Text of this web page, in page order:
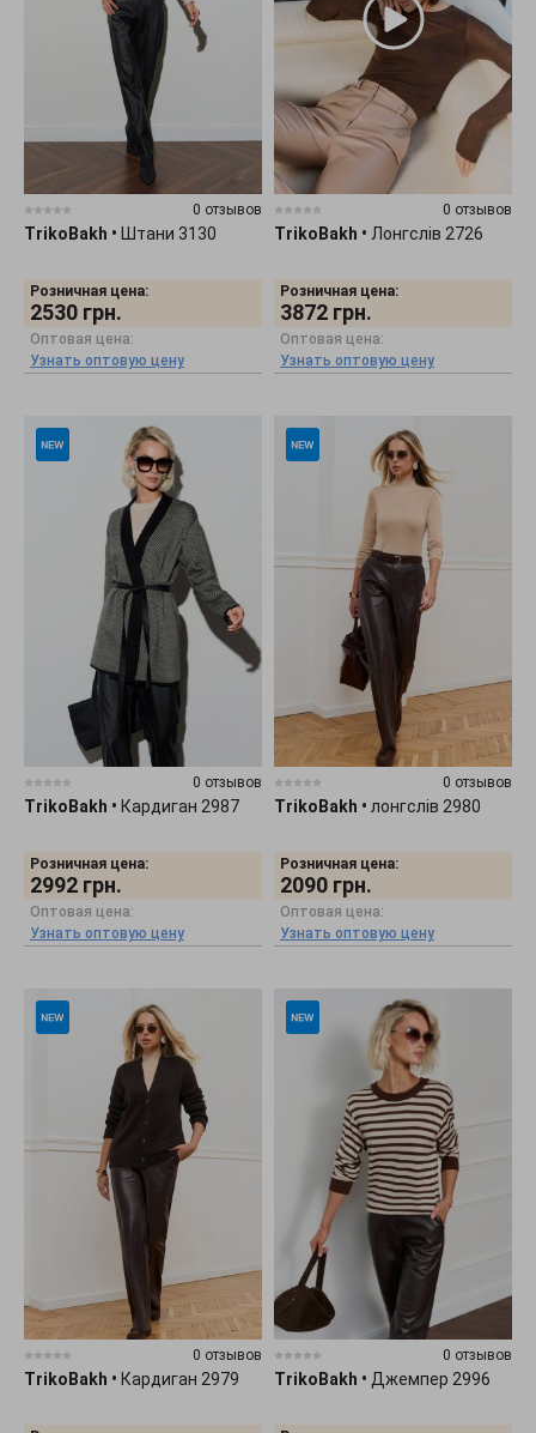
0 отзывов
TrikoBakh • Штани 3130
Розничная цена:
2530 грн.
Оптовая цена:
Узнать оптовую цену
0 отзывов
TrikoBakh • Лонгслів 2726
Розничная цена:
3872 грн.
Оптовая цена:
Узнать оптовую цену
0 отзывов
TrikoBakh • Кардиган 2987
Розничная цена:
2992 грн.
Оптовая цена:
Узнать оптовую цену
0 отзывов
TrikoBakh • лонгслів 2980
Розничная цена:
2090 грн.
Оптовая цена:
Узнать оптовую цену
0 отзывов
TrikoBakh • Кардиган 2979
0 отзывов
TrikoBakh • Джемпер 2996